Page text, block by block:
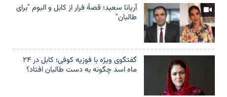
آریانا سعید؛ قصۀ فرار از کابل و البوم "برای
طالبان"
گفتگوی ویژه با فوزیه کوفی؛ کابل در ۲۴
ماه اسد چگونه به دست طالبان افتاد؟